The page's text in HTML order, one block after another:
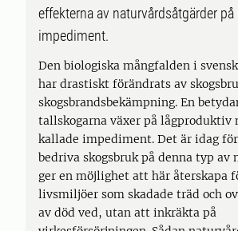
effekterna av naturvårdsåtgärder på
impediment.
Den biologiska mångfalden i
har drastiskt förändrats av
skogsbrandsbekämpning. En
tallskogarna växer på lågproduktiv
kallade impediment. Det är idag
bedriva skogsbruk på denna typ av
ger en möjlighet att här återskapa
livsmiljöer som skadade träd och
av död ved, utan att inkräkta på